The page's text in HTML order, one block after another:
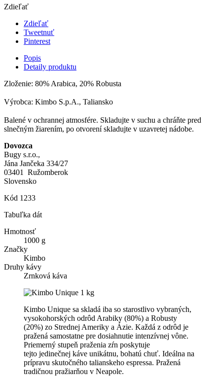
Zdieľať
Zdieľať
Tweetnuť
Pinterest
Popis
Detaily produktu
Zloženie: 80% Arabica, 20% Robusta
Výrobca: Kimbo S.p.A., Taliansko
Balené v ochrannej atmosfére. Skladujte v suchu a chráňte pred
slnečným žiarením, po otvorení skladujte v uzavretej nádobe.
Dovozca
Bugy s.r.o.,
Jána Jančeka 334/27
03401 Ružomberok
Slovensko
Kód 1233
Tabuľka dát
Hmotnosť
1000 g
Značky
Kimbo
Druhy kávy
Zrnková káva
Kimbo Unique sa skladá iba so starostlivo vybraných,
vysokohorských odrôd Arabiky (80%) a Robusty
(20%) zo Strednej Ameriky a Ázie. Každá z odrôd je
pražená samostatne pre dosiahnutie intenzívnej vône.
Priemerný stupeň praženia zŕn poskytuje
tejto jedinečnej káve unikátnu, bohatú chuť. Ideálna na
prípravu skutočného talianskeho espressa. Pražená
tradičnou pražiarňou v Neapole.